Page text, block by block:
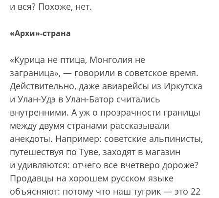
и вся? Похоже, нет.
«Архи»-страна
«Курица не птица, Монголия не
заграница», — говорили в советское время.
Действительно, даже авиарейсы из Иркутска
и Улан-Удэ в Улан-Батор считались
внутренними. А уж о прозрачности границы
между двумя странами рассказывали
анекдоты. Например: советские альпинисты,
путешествуя по Туве, заходят в магазин
и удивляются: отчего все вчетверо дороже?
Продавцы на хорошем русском языке
объясняют: потому что наш тугрик — это 22